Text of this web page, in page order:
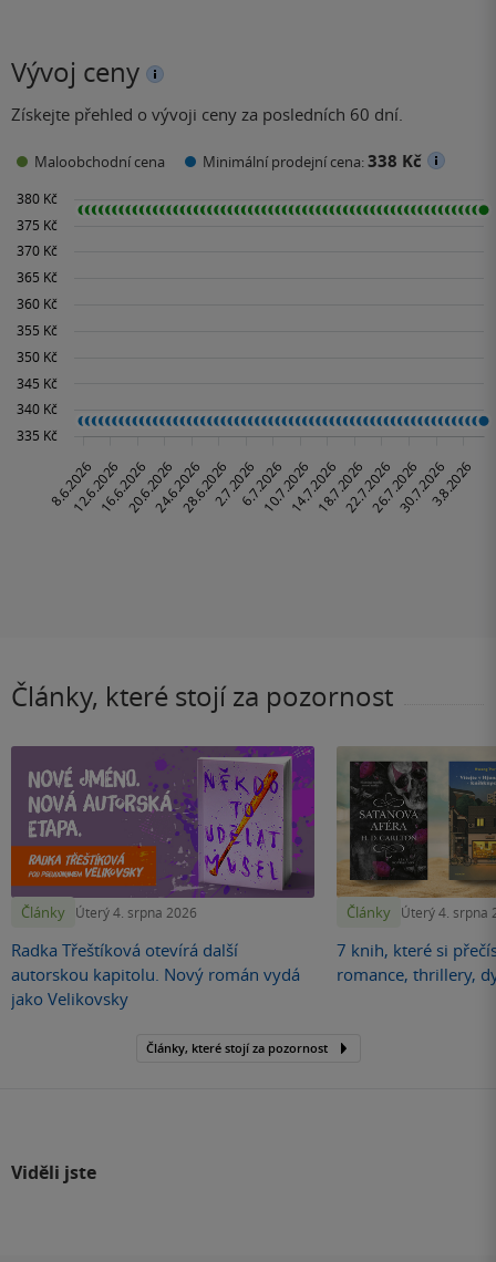
Vývoj ceny
Získejte přehled o vývoji ceny za posledních 60 dní.
Maloobchodní cena Minimální prodejní cena:338 Kč
Články, které stojí za pozornost
Články Úterý 4. srpna 2026
Radka Třeštíková otevírá další
autorskou kapitolu. Nový román vydá
jako Velikovsky
Články Úterý 4. srpna
7 knih, které si
romance, thrillery,
Články, které stojí za pozornost
Viděli jste